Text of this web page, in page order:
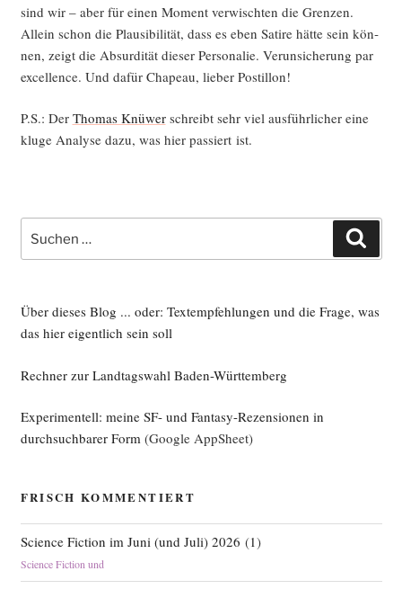
sind wir – aber für einen Moment ver­wisch­ten die Gren­zen.
Allein schon die Plau­si­bi­li­tät, dass es eben Sati­re hät­te sein kön­
nen, zeigt die Absur­di­tät die­ser Per­so­na­lie. Ver­un­si­che­rung par
excel­lence. Und dafür Cha­peau, lie­ber Postillon!
P.S.: Der Tho­mas Knü­werschreibt sehr viel aus­führ­li­cher eine
klu­ge Ana­ly­se dazu, was hier pas­siert ist.
nach:
Über dieses Blog ... oder: Textempfehlungen und die Frage, was
das hier eigentlich sein soll
Rechner zur Landtagswahl Baden-Württemberg
Experimentell: meine SF- und Fantasy-Rezensionen in
durchsuchbarer Form(Google AppSheet)
FRISCH KOMMENTIERT
Science Fiction im Juni (und Juli) 2026 (1)
Science Fiction und